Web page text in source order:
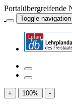
Portalübergreifende
Toggle navigation
+ 100% -